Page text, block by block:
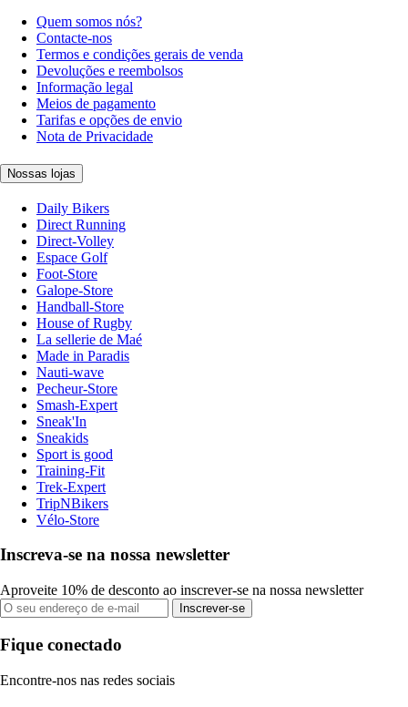
Quem somos nós?
Contacte-nos
Termos e condições gerais de venda
Devoluções e reembolsos
Informação legal
Meios de pagamento
Tarifas e opções de envio
Nota de Privacidade
Nossas lojas
Daily Bikers
Direct Running
Direct-Volley
Espace Golf
Foot-Store
Galope-Store
Handball-Store
House of Rugby
La sellerie de Maé
Made in Paradis
Nauti-wave
Pecheur-Store
Smash-Expert
Sneak'In
Sneakids
Sport is good
Training-Fit
Trek-Expert
TripNBikers
Vélo-Store
Inscreva-se na nossa newsletter
Aproveite 10% de desconto ao inscrever-se na nossa newsletter
Inscrever-se
Fique conectado
Encontre-nos nas redes sociais